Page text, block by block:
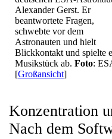
Alexander Gerst. Er
beantwortete Fragen,
schwebte vor dem
Astronauten und hielt
Blickkontakt und spielte
Musikstück ab. Foto:
[Großansicht]
Konzentration
Nach dem